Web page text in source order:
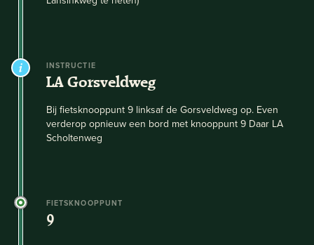
INSTRUCTIE
LA Gorsveldweg
Bij fietsknooppunt 9 linksaf de Gorsveldweg op. Even
verderop opnieuw een bord met knooppunt 9 Daar LA
Scholtenweg
FIETSKNOOPPUNT
9